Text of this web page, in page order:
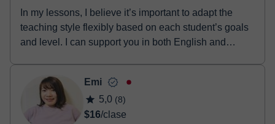
In my lessons, I believe it’s important to adapt the
teaching style flexibly based on each student’s goals
and level. I can support you in both English and
for people who: Want to start learning Japanese from
zero Want to prepare for the JLPT (N5–N1) Want to
improve their natural conversation skills Want to learn
Emi
5,0 (8)
$16/clase